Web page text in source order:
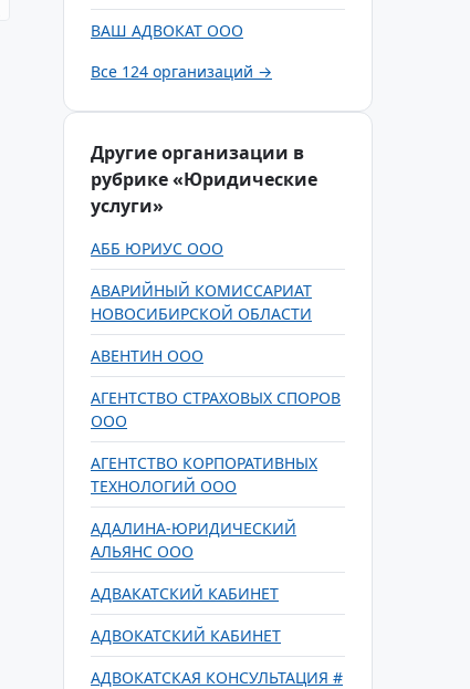
ВАШ АДВОКАТ ООО
Все 124 организаций →
Другие организации в
рубрике «Юридические
услуги»
АББ ЮРИУС ООО
АВАРИЙНЫЙ КОМИССАРИАТ
НОВОСИБИРСКОЙ ОБЛАСТИ
АВЕНТИН ООО
АГЕНТСТВО СТРАХОВЫХ СПОРОВ
ООО
АГЕНТСТВО КОРПОРАТИВНЫХ
ТЕХНОЛОГИЙ ООО
АДАЛИНА-ЮРИДИЧЕСКИЙ
АЛЬЯНС ООО
АДВАКАТСКИЙ КАБИНЕТ
АДВОКАТСКИЙ КАБИНЕТ
АДВОКАТСКАЯ КОНСУЛЬТАЦИЯ #